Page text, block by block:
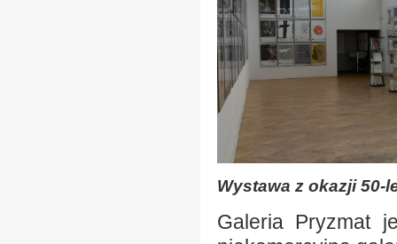
Wystawa z okazji 50-
Galeria Pryzmat